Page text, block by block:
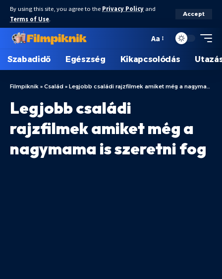
By using this site, you agree to the Privacy Policy and
Terms of Use.
Accept
Aa
Szabadidő Egészség Kikapcsolódás
Filmpiknik » Család » Legjobb családi rajzfilmek amiket még a nagymama is szeretni fog
Legjobb családi
rajzfilmek amiket még a
nagymama is szeretni fog